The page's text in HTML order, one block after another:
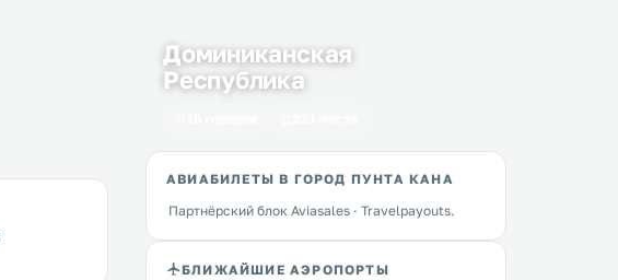
Доминиканская
Республика
АВИАБИЛЕТЫ В ГОРОД ПУНТА КАНА
Партнёрский блок Aviasales · Travelpayouts.
БЛИЖАЙШИЕ АЭРОПОРТЫ